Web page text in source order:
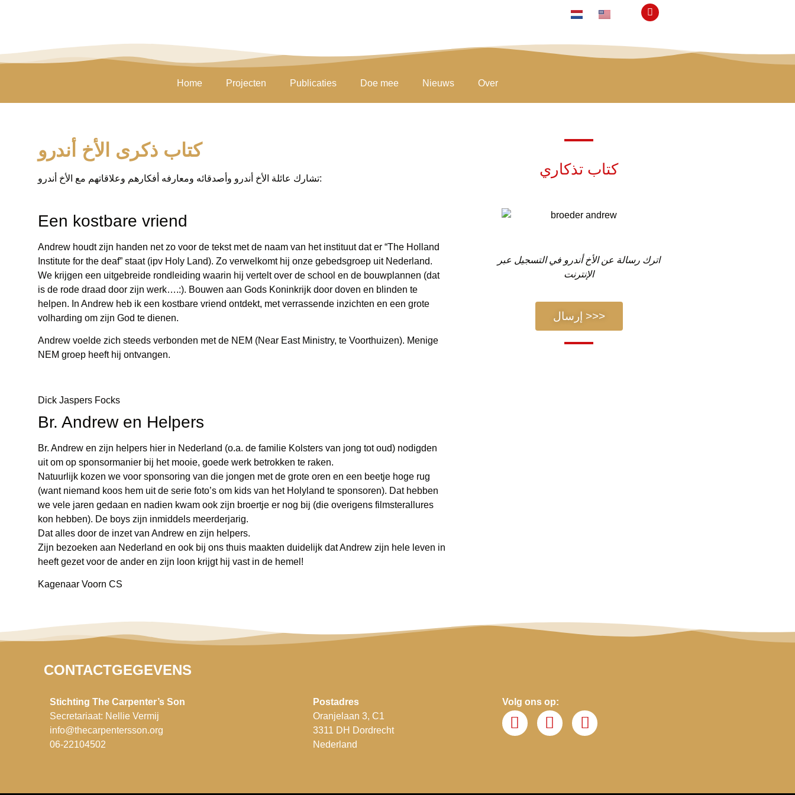
Home Projecten Publicaties Doe mee Nieuws Over
كتاب ذكرى الأخ أندرو
تشارك عائلة الأخ أندرو وأصدقائه ومعارفه أفكارهم وعلاقاتهم مع الأخ أندرو:
Een kostbare vriend
Andrew houdt zijn handen net zo voor de tekst met de naam van het instituut dat er “The Holland
Institute for the deaf” staat (ipv Holy Land). Zo verwelkomt hij onze gebedsgroep uit Nederland.
We krijgen een uitgebreide rondleiding waarin hij vertelt over de school en de bouwplannen (dat
is de rode draad door zijn werk….:). Bouwen aan Gods Koninkrijk door doven en blinden te
helpen. In Andrew heb ik een kostbare vriend ontdekt, met verrassende inzichten en een grote
volharding om zijn God te dienen.
Andrew voelde zich steeds verbonden met de NEM (Near East Ministry, te Voorthuizen). Menige
NEM groep heeft hij ontvangen.
Dick Jaspers Focks
Br. Andrew en Helpers
Br. Andrew en zijn helpers hier in Nederland (o.a. de familie Kolsters van jong tot oud) nodigden
uit om op sponsormanier bij het mooie, goede werk betrokken te raken.
Natuurlijk kozen we voor sponsoring van die jongen met de grote oren en een beetje hoge rug
(want niemand koos hem uit de serie foto’s om kids van het Holyland te sponsoren). Dat hebben
we vele jaren gedaan en nadien kwam ook zijn broertje er nog bij (die overigens filmsterallures
kon hebben). De boys zijn inmiddels meerderjarig.
Dat alles door de inzet van Andrew en zijn helpers.
Zijn bezoeken aan Nederland en ook bij ons thuis maakten duidelijk dat Andrew zijn hele leven in
heeft gezet voor de ander en zijn loon krijgt hij vast in de hemel!
Kagenaar Voorn CS
كتاب تذكاري
اترك رسالة عن الأخ أندرو في التسجيل عبر
الإنترنت
إرسال >>>
CONTACTGEGEVENS
Stichting The Carpenter’s Son
Secretariaat: Nellie Vermij
info@thecarpentersson.org
06-22104502
Postadres
Oranjelaan 3, C1
3311 DH Dordrecht
Nederland
Volg ons op: